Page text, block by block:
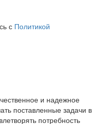
с Политикой
и надежное
поставленные задачи в
потребность